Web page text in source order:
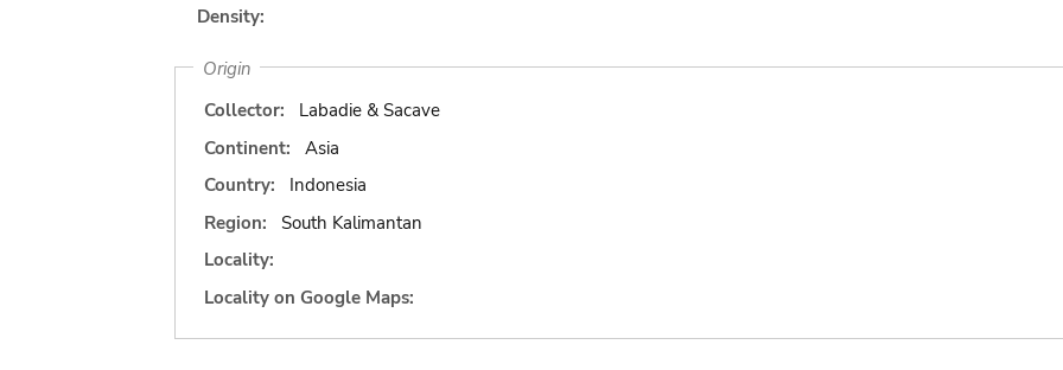
Density:
Origin
Collector:
Labadie & Sacave
Continent:
Asia
Country:
Indonesia
Region:
South Kalimantan
Locality:
Locality on Google Maps: